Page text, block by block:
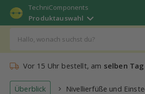
TechniComponents
Produktauswahl
Vor 15 Uhr bestellt, am selben
Überblick Nivellierfüße und